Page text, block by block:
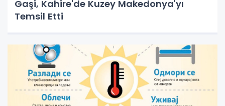
Gaşi, Kahire'de Kuzey Makedonya'yı
Temsil Etti